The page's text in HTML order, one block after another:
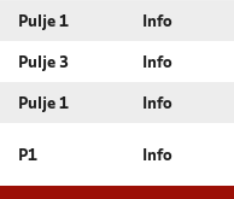
Pulje 1 Info
Pulje 3 Info
Pulje 1 Info
P1 Info